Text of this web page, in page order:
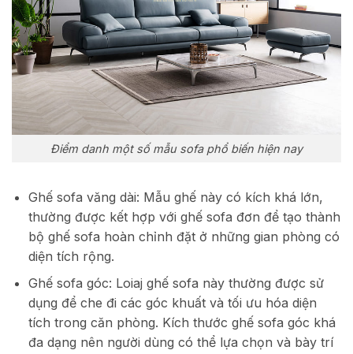
Điểm danh một số mẫu sofa phổ biến hiện nay
Ghế sofa văng dài: Mẫu ghế này có kích khá lớn,
thường được kết hợp với ghế sofa đơn để tạo thành
bộ ghế sofa hoàn chỉnh đặt ở những gian phòng có
diện tích rộng.
Ghế sofa góc: Loiaj ghế sofa này thường được sử
dụng để che đi các góc khuất và tối ưu hóa diện
tích trong căn phòng. Kích thước ghế sofa góc khá
đa dạng nên người dùng có thể lựa chọn và bày trí